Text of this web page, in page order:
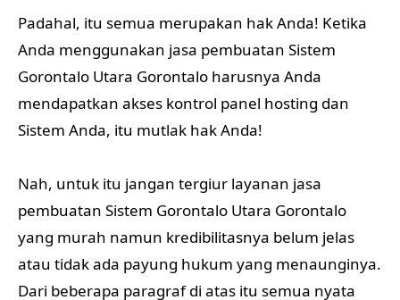
Padahal, itu semua merupakan hak Anda! Ketika
Anda menggunakan jasa pembuatan Sistem
Gorontalo Utara Gorontalo harusnya Anda
mendapatkan akses kontrol panel hosting dan
Sistem Anda, itu mutlak hak Anda!
Nah, untuk itu jangan tergiur layanan jasa
pembuatan Sistem Gorontalo Utara Gorontalo
yang murah namun kredibilitasnya belum jelas
atau tidak ada payung hukum yang menaunginya.
Dari beberapa paragraf di atas itu semua nyata